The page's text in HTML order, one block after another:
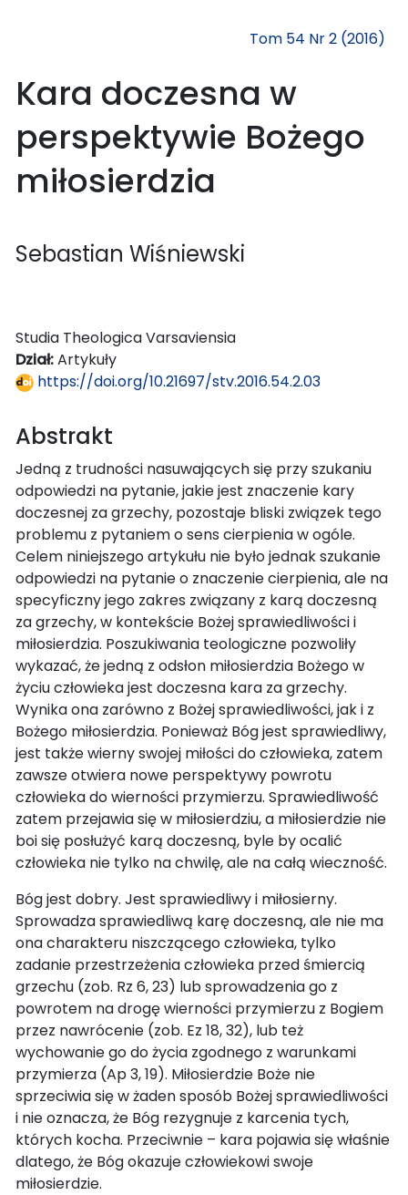
Tom 54 Nr 2 (2016)
Kara doczesna w
perspektywie Bożego
miłosierdzia
Sebastian Wiśniewski
Studia Theologica Varsaviensia
Dział:Artykuły
https://doi.org/10.21697/stv.2016.54.2.03
Abstrakt
Jedną z trudności nasuwających się przy szukaniu
odpowiedzi na pytanie, jakie jest znaczenie kary
doczesnej za grzechy, pozostaje bliski związek tego
problemu z pytaniem o sens cierpienia w ogóle.
Celem niniejszego artykułu nie było jednak szukanie
odpowiedzi na pytanie o znaczenie cierpienia, ale na
specyficzny jego zakres związany z karą doczesną
za grzechy, w kontekście Bożej sprawiedliwości i
miłosierdzia. Poszukiwania teologiczne pozwoliły
wykazać, że jedną z odsłon miłosierdzia Bożego w
życiu człowieka jest doczesna kara za grzechy.
Wynika ona zarówno z Bożej sprawiedliwości, jak i z
Bożego miłosierdzia. Ponieważ Bóg jest sprawiedliwy,
jest także wierny swojej miłości do człowieka, zatem
zawsze otwiera nowe perspektywy powrotu
człowieka do wierności przymierzu. Sprawiedliwość
zatem przejawia się w miłosierdziu, a miłosierdzie nie
boi się posłużyć karą doczesną, byle by ocalić
człowieka nie tylko na chwilę, ale na całą wieczność.
Bóg jest dobry. Jest sprawiedliwy i miłosierny.
Sprowadza sprawiedliwą karę doczesną, ale nie ma
ona charakteru niszczącego człowieka, tylko
zadanie przestrzeżenia człowieka przed śmiercią
grzechu (zob. Rz 6, 23) lub sprowadzenia go z
powrotem na drogę wierności przymierzu z Bogiem
przez nawrócenie (zob. Ez 18, 32), lub też
wychowanie go do życia zgodnego z warunkami
przymierza (Ap 3, 19). Miłosierdzie Boże nie
sprzeciwia się w żaden sposób Bożej sprawiedliwości
i nie oznacza, że Bóg rezygnuje z karcenia tych,
których kocha. Przeciwnie – kara pojawia się właśnie
dlatego, że Bóg okazuje człowiekowi swoje
miłosierdzie.